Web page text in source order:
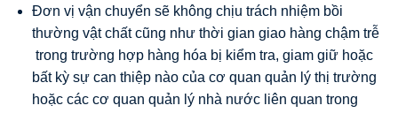
Đơn vị vận chuyển sẽ không chịu trách nhiệm bồi
thường vật chất cũng như thời gian giao hàng chậm trễ
trong trường hợp hàng hóa bị kiểm tra, giam giữ hoặc
bất kỳ sự can thiệp nào của cơ quan quản lý thị trường
hoặc các cơ quan quản lý nhà nước liên quan trong